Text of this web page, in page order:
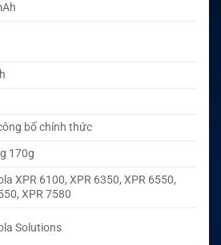
bố chính thức
170g
XPR 6100, XPR 6350, XPR 6550,
XPR 7580
Solutions